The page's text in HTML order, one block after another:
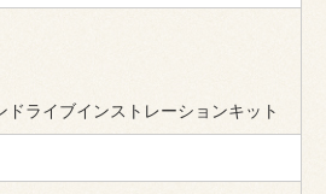
ドライブインストレーションキット